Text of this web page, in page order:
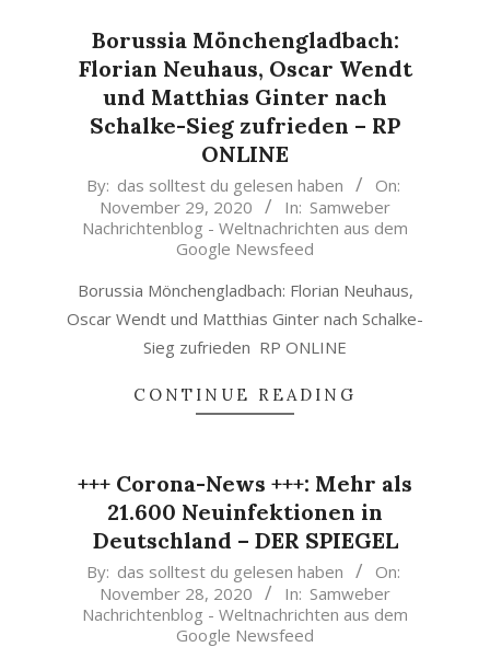
Borussia Mönchengladbach:
Florian Neuhaus, Oscar Wendt
und Matthias Ginter nach
Schalke-Sieg zufrieden – RP
ONLINE
2020-
29
By: das solltest du gelesen haben
On:
November 29, 2020
In: Samweber
Nachrichtenblog - Weltnachrichten aus dem
Google Newsfeed
Borussia Mönchengladbach: Florian Neuhaus,
Oscar Wendt und Matthias Ginter nach Schalke-
Sieg zufrieden RP ONLINE
CONTINUE READING
+++ Corona-News +++: Mehr als
21.600 Neuinfektionen in
Deutschland – DER SPIEGEL
2020-
28
By: das solltest du gelesen haben
On:
November 28, 2020
In: Samweber
Nachrichtenblog - Weltnachrichten aus dem
Google Newsfeed